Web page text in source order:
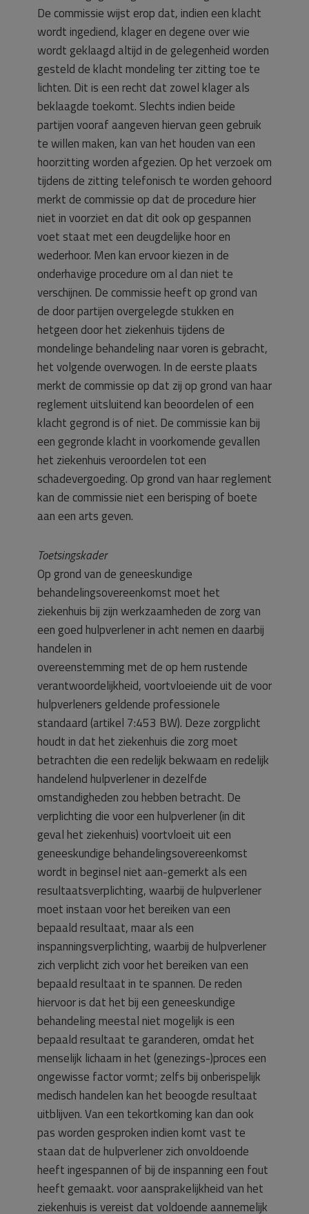
De commissie wijst erop dat, indien een klacht
wordt ingediend, klager en degene over wie
wordt geklaagd altijd in de gelegenheid worden
gesteld de klacht mondeling ter zitting toe te
lichten. Dit is een recht dat zowel klager als
beklaagde toekomt. Slechts indien beide
partijen vooraf aangeven hiervan geen gebruik
te willen maken, kan van het houden van een
hoorzitting worden afgezien. Op het verzoek om
tijdens de zitting telefonisch te worden gehoord
merkt de commissie op dat de procedure hier
niet in voorziet en dat dit ook op gespannen
voet staat met een deugdelijke hoor en
wederhoor. Men kan ervoor kiezen in de
onderhavige procedure om al dan niet te
verschijnen. De commissie heeft op grond van
de door partijen overgelegde stukken en
hetgeen door het ziekenhuis tijdens de
mondelinge behandeling naar voren is gebracht,
het volgende overwogen. In de eerste plaats
merkt de commissie op dat zij op grond van haar
reglement uitsluitend kan beoordelen of een
klacht gegrond is of niet. De commissie kan bij
een gegronde klacht in voorkomende gevallen
het ziekenhuis veroordelen tot een
schadevergoeding. Op grond van haar reglement
kan de commissie niet een berisping of boete
aan een arts geven.
Toetsingskader
Op grond van de geneeskundige
behandelingsovereenkomst moet het
ziekenhuis bij zijn werkzaamheden de zorg van
een goed hulpverlener in acht nemen en daarbij
handelen in
overeenstemming met de op hem rustende
verantwoordelijkheid, voortvloeiende uit de voor
hulpverleners geldende professionele
standaard (artikel 7:453 BW). Deze zorgplicht
houdt in dat het ziekenhuis die zorg moet
betrachten die een redelijk bekwaam en redelijk
handelend hulpverlener in dezelfde
omstandigheden zou hebben betracht. De
verplichting die voor een hulpverlener (in dit
geval het ziekenhuis) voortvloeit uit een
geneeskundige behandelingsovereenkomst
wordt in beginsel niet aan-gemerkt als een
resultaatsverplichting, waarbij de hulpverlener
moet instaan voor het bereiken van een
bepaald resultaat, maar als een
inspanningsverplichting, waarbij de hulpverlener
zich verplicht zich voor het bereiken van een
bepaald resultaat in te spannen. De reden
hiervoor is dat het bij een geneeskundige
behandeling meestal niet mogelijk is een
bepaald resultaat te garanderen, omdat het
menselijk lichaam in het (genezings-)proces een
ongewisse factor vormt; zelfs bij onberispelijk
medisch handelen kan het beoogde resultaat
uitblijven. Van een tekortkoming kan dan ook
pas worden gesproken indien komt vast te
staan dat de hulpverlener zich onvoldoende
heeft ingespannen of bij de inspanning een fout
heeft gemaakt. voor aansprakelijkheid van het
ziekenhuis is vereist dat voldoende aannemelijk